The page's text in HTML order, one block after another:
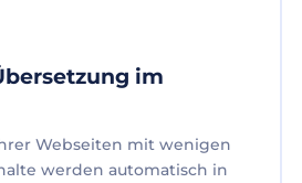
im
Webseiten mit wenigen
werden automatisch in